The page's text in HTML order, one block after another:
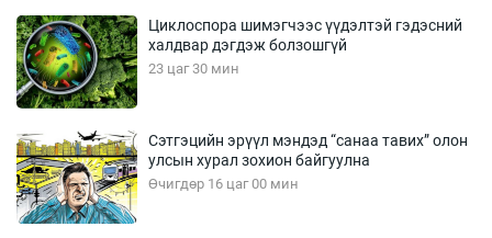
Циклоспора шимэгчээс үүдэлтэй гэдэсний
халдвар дэгдэж болзошгүй
23 цаг 30 мин
Сэтгэцийн эрүүл мэндэд “санаа тавих” олон
улсын хурал зохион байгуулна
Өчигдөр 16 цаг 00 мин